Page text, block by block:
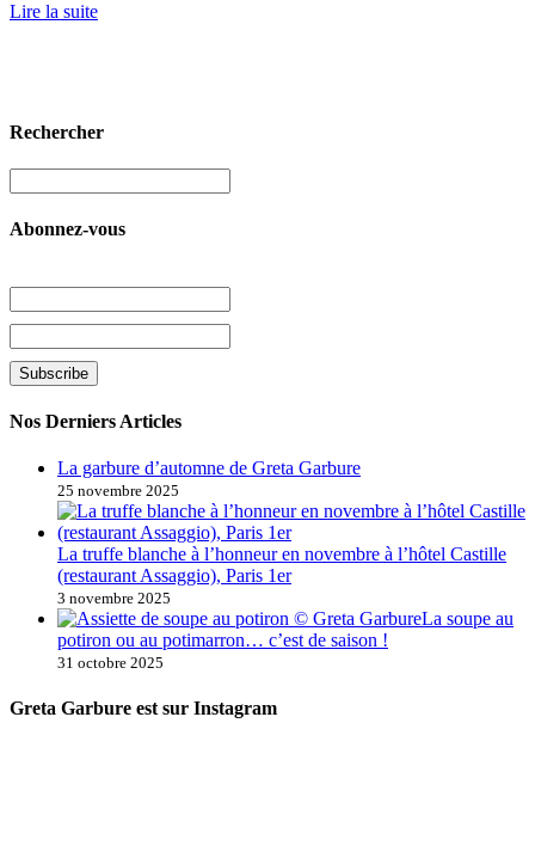
Lire la suite
Rechercher
Abonnez-vous
Nos Derniers Articles
La garbure d’automne de Greta Garbure
25 novembre 2025
La truffe blanche à l’honneur en novembre à l’hôtel Castille
(restaurant Assaggio), Paris 1er
3 novembre 2025
La soupe au
potiron ou au potimarron… c’est de saison !
31 octobre 2025
Greta Garbure est sur Instagram